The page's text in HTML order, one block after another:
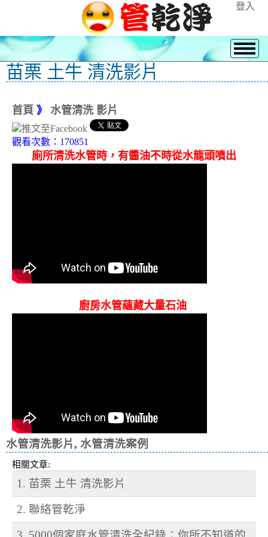
登入
苗栗 土牛 清洗影片
首頁 》 水管清洗 影片
觀看次數：170851
廁所清洗水管時，有醬油不時從水龍頭噴出
廚房水管蘊藏大量石油
水管清洗影片, 水管清洗案例
相關文章:
1. 苗栗 土牛 清洗影片
2. 聯絡管乾淨